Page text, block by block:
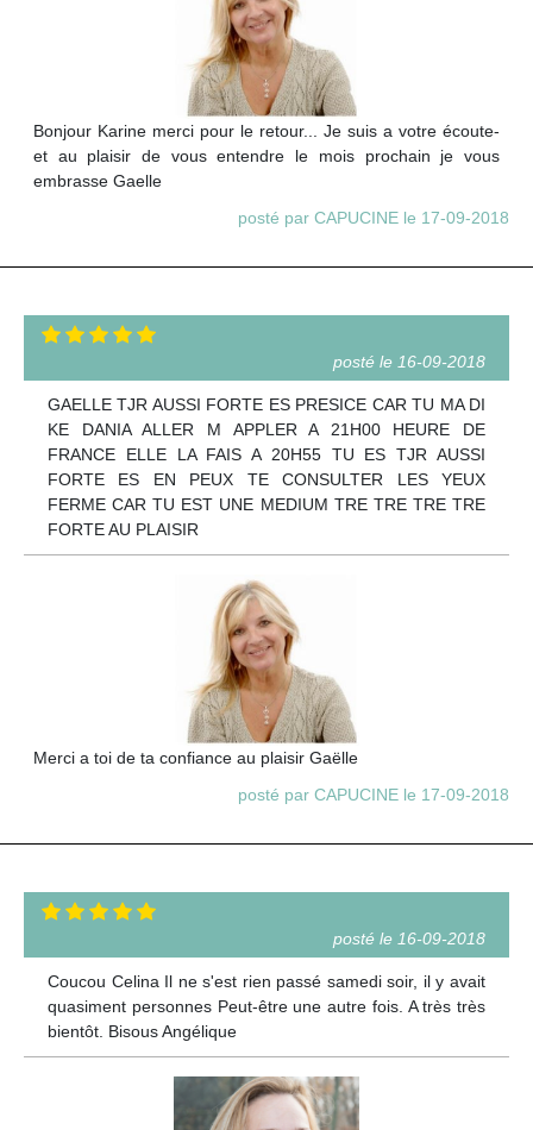
Bonjour Karine merci pour le retour... Je suis a votre écoute-
et au plaisir de vous entendre le mois prochain je vous
embrasse Gaelle
posté par CAPUCINE le 17-09-2018
posté le 16-09-2018
GAELLE TJR AUSSI FORTE ES PRESICE CAR TU MA DI
KE DANIA ALLER M APPLER A 21H00 HEURE DE
FRANCE ELLE LA FAIS A 20H55 TU ES TJR AUSSI
FORTE ES EN PEUX TE CONSULTER LES YEUX
FERME CAR TU EST UNE MEDIUM TRE TRE TRE TRE
FORTE AU PLAISIR
Merci a toi de ta confiance au plaisir Gaëlle
posté par CAPUCINE le 17-09-2018
posté le 16-09-2018
Coucou Celina Il ne s'est rien passé samedi soir, il y avait
quasiment personnes Peut-être une autre fois. A très très
bientôt. Bisous Angélique